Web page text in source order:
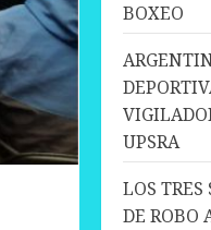
BOXEO
UPSRA
LOS
DE ROBO